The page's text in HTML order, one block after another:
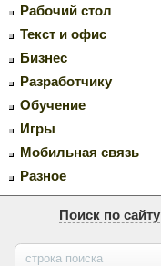
Рабочий стол
Текст и офис
Бизнес
Разработчику
Обучение
Игры
Мобильная связь
Разное
Поиск по сайту